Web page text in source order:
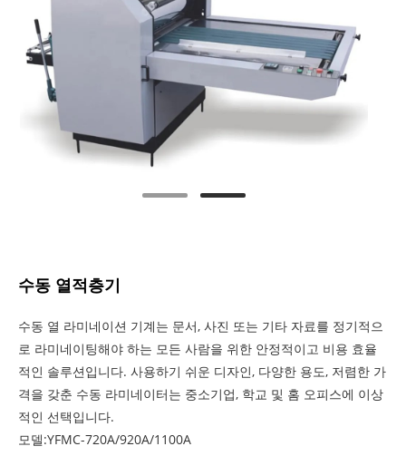
수동 열적층기
수동 열 라미네이션 기계는 문서, 사진 또는 기타 자료를 정기적으
로 라미네이팅해야 하는 모든 사람을 위한 안정적이고 비용 효율
적인 솔루션입니다. 사용하기 쉬운 디자인, 다양한 용도, 저렴한 가
격을 갖춘 수동 라미네이터는 중소기업, 학교 및 홈 오피스에 이상
적인 선택입니다.
모델:YFMC-720A/920A/1100A